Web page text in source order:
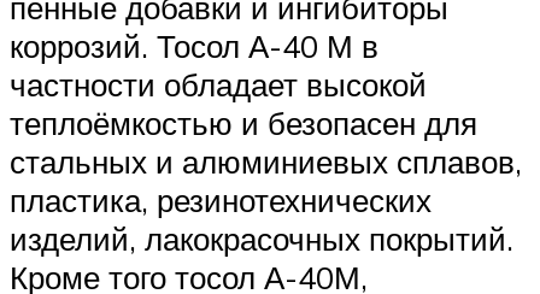
коррозий. Тосол А-40 М в
частности обладает высокой
теплоёмкостью и безопасен для
стальных и алюминиевых сплавов,
пластика, резинотехнических
изделий, лакокрасочных покрытий.
Кроме того тосол А-40М,